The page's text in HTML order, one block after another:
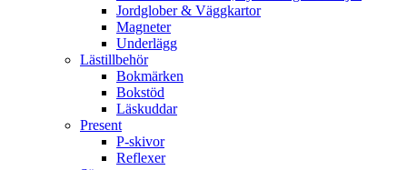
Jordglober & Väggkartor
Magneter
Underlägg
Lästillbehör
Bokmärken
Bokstöd
Läskuddar
Present
P-skivor
Reflexer